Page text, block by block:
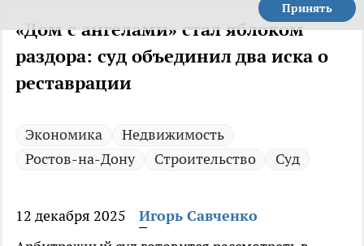
Принять
«Дом с ангелами» стал яблоком
раздора: суд объединил два иска о
реставрации
Экономика
Недвижимость
Ростов-на-Дону
Строительство Суд
12 декабря 2025
Игорь Савченко